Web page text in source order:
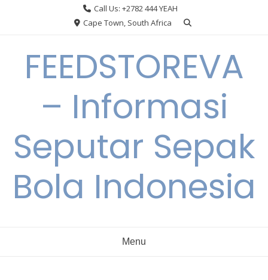
Call Us: +2782 444 YEAH
Cape Town, South Africa
FEEDSTOREVA
– Informasi
Seputar Sepak
Bola Indonesia
Menu